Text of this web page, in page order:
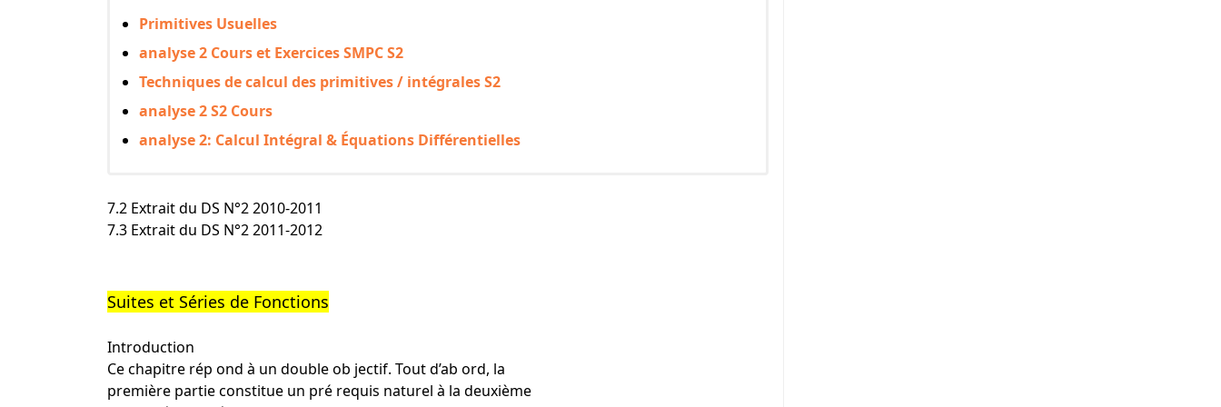
Primitives Usuelles
analyse 2 Cours et Exercices SMPC S2
Techniques de calcul des primitives / intégrales S2
analyse 2 S2 Cours
analyse 2: Calcul Intégral & Équations Différentielles
7.2 Extrait du DS N°2 2010-2011
7.3 Extrait du DS N°2 2011-2012
Suites et Séries de Fonctions
Introduction
Ce chapitre rép ond à un double ob jectif. Tout d’ab ord, la
première partie constitue un pré requis naturel à la deuxième